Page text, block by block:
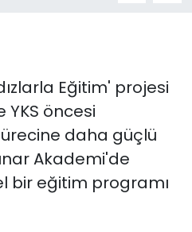
Eğitim' projesi
YKS öncesi
daha güçlü
Akademi'de
bir eğitim programı